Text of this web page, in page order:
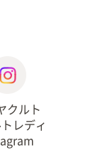
クルト
レディ